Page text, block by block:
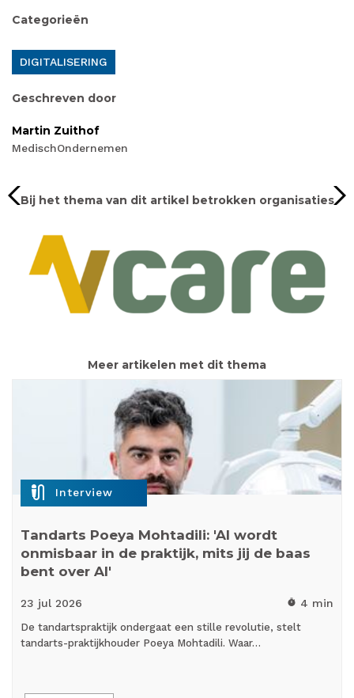
Categorieën
DIGITALISERING
Geschreven door
Martin Zuithof
MedischOndernemen
Bij het thema van dit artikel betrokken organisaties
Meer artikelen met dit thema
mic_external_on Interview
Tandarts Poeya Mohtadili: 'AI wordt
onmisbaar in de praktijk, mits jij de baas
bent over AI'
23 jul 2026 timer 4 min
De tandartspraktijk ondergaat een stille revolutie, stelt
tandarts-praktijkhouder Poeya Mohtadili. Waar…